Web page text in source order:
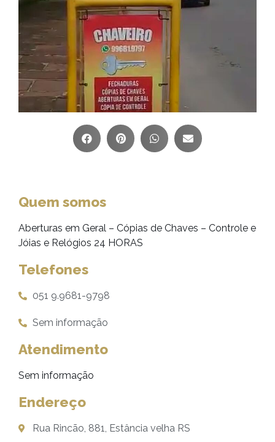
Quem somos
Aberturas em Geral – Cópias de Chaves – Controle e
Jóias e Relógios 24 HORAS
Telefones
051 9.9681-9798
Sem informação
Atendimento
Sem informação
Endereço
Rua Rincão, 881, Estância velha RS